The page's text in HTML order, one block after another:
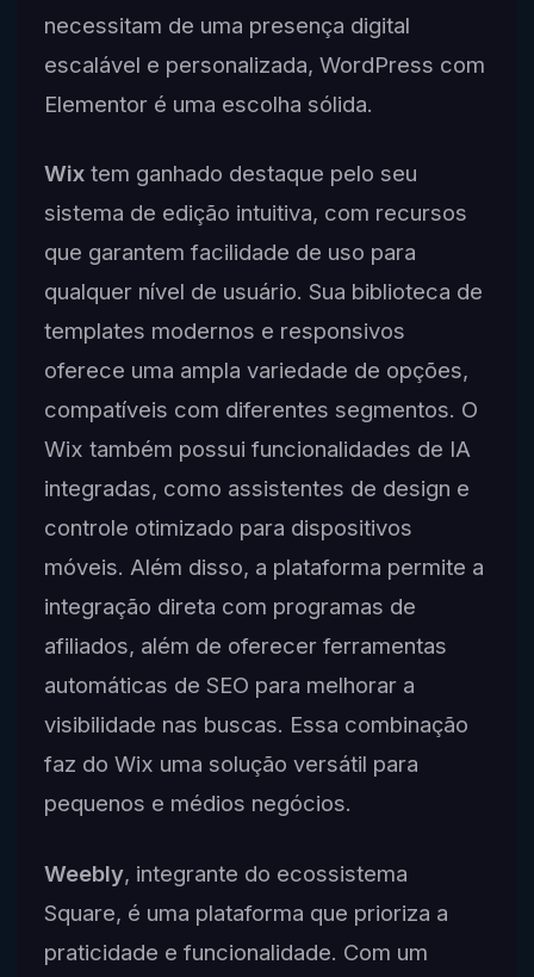
necessitam de uma presença digital
escalável e personalizada, WordPress com
Elementor é uma escolha sólida.
Wixtem ganhado destaque pelo seu
sistema de edição intuitiva, com recursos
que garantem facilidade de uso para
qualquer nível de usuário. Sua biblioteca de
templates modernos e responsivos
oferece uma ampla variedade de opções,
compatíveis com diferentes segmentos. O
Wix também possui funcionalidades de IA
integradas, como assistentes de design e
controle otimizado para dispositivos
móveis. Além disso, a plataforma permite a
integração direta com programas de
afiliados, além de oferecer ferramentas
automáticas de SEO para melhorar a
visibilidade nas buscas. Essa combinação
faz do Wix uma solução versátil para
pequenos e médios negócios.
Weebly, integrante do ecossistema
Square, é uma plataforma que prioriza a
praticidade e funcionalidade. Com um